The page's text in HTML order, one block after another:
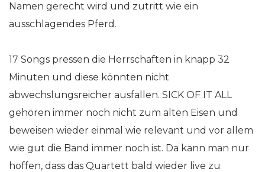
Namen gerecht wird und zutritt wie ein
ausschlagendes Pferd.
17 Songs pressen die Herrschaften in knapp 32
Minuten und diese könnten nicht
abwechslungsreicher ausfallen. SICK OF IT ALL
gehören immer noch nicht zum alten Eisen und
beweisen wieder einmal wie relevant und vor allem
wie gut die Band immer noch ist. Da kann man nur
hoffen, dass das Quartett bald wieder live zu